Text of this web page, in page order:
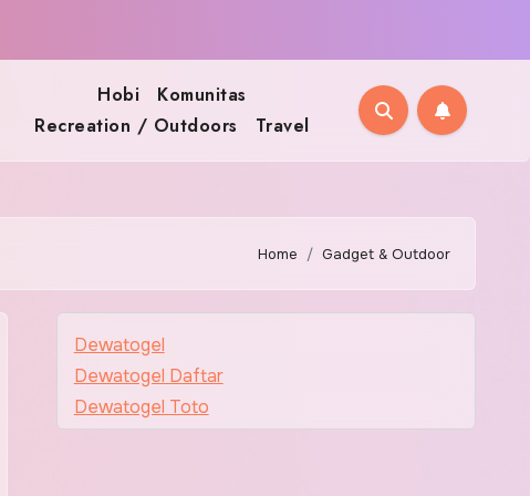
Hobi
Komunitas
Recreation / Outdoors
Travel
Home Gadget & Outdoor
Dewatogel
Dewatogel Daftar
Dewatogel Toto